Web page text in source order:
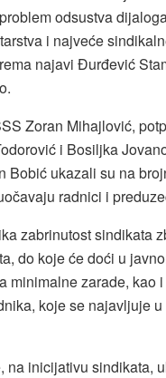
odsustva
i najveće
najavi Đurđević
Zoran Mihajlović,
i Bosiljka
Bobić ukazali su na
radnici i
zabrinutost sindikata
do koje će doći u
minimalne zarade, kao
koje se najavljuje
na inicijativu sindikata,